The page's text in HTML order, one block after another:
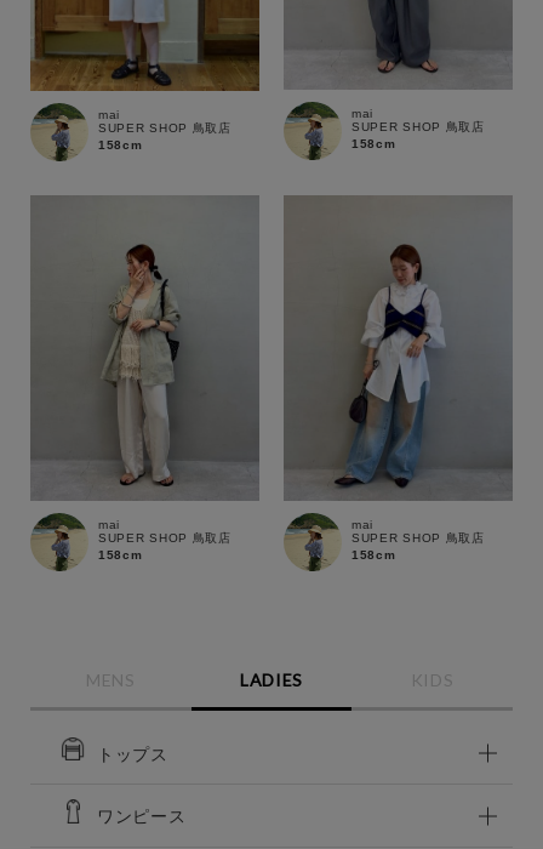
mai
SUPER SHOP 鳥取店
158cm
mai
SUPER SHOP 鳥取店
158cm
mai
SUPER SHOP 鳥取店
158cm
mai
SUPER SHOP 鳥取店
158cm
MENS LADIES KIDS
トップス
ワンピース